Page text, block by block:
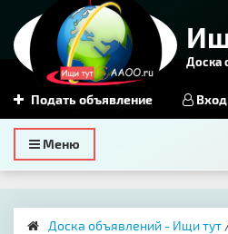
Доска
Подать объявление
Toggle
navigation
Меню
Доска объявлений - Ищи тут